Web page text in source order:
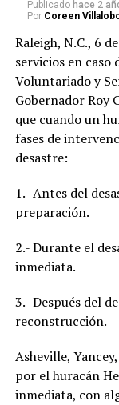
Publicado hace 2
Por Coreen
Raleigh, N.C., 6
servicios en caso
Voluntariado y
Gobernador Roy
que cuando un
fases de
desastre:
1.- Antes del
preparación.
2.- Durante el
inmediata.
3.- Después del
reconstrucción.
Asheville,
por el huracán
inmediata, con